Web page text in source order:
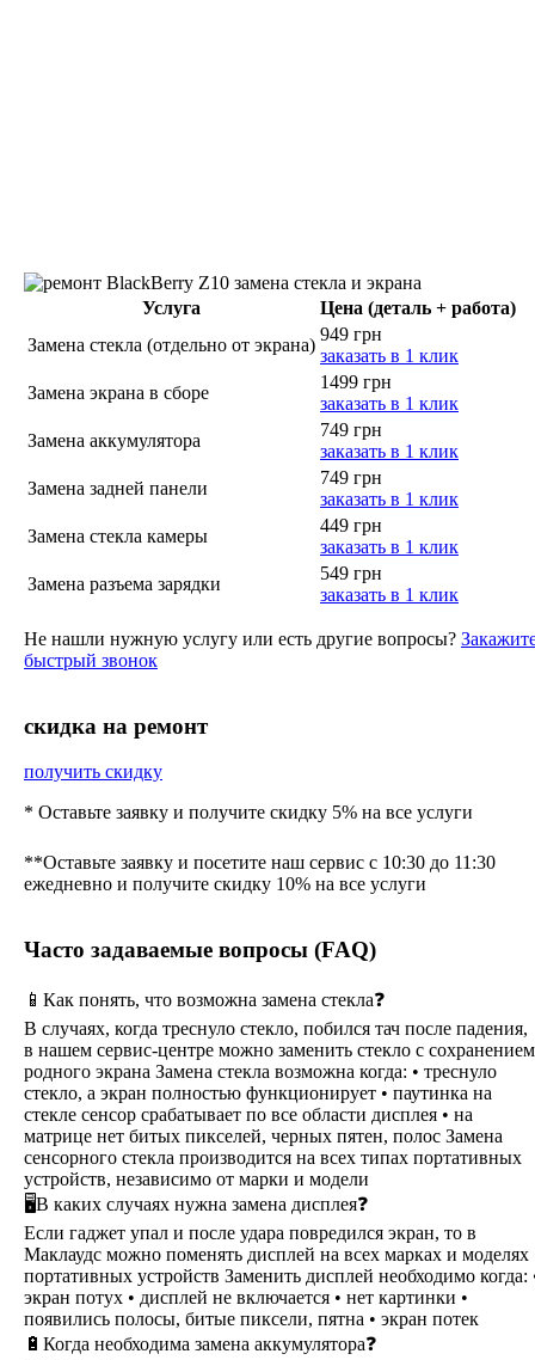
Услуга
Цена (деталь + работа)
Замена стекла (отдельно от экрана)
949 грн
заказать в 1 клик
Замена экрана в сборе
1499 грн
заказать в 1 клик
Замена аккумулятора
749 грн
заказать в 1 клик
Замена задней панели
749 грн
заказать в 1 клик
Замена стекла камеры
449 грн
заказать в 1 клик
Замена разъема зарядки
549 грн
заказать в 1 клик
Не нашли нужную услугу или есть другие вопросы?
быстрый звонок
cкидка на ремонт
получить скидку
* Оставьте заявку и получите скидку 5% на все услуги
**Оставьте заявку и посетите наш сервис с 10:30 до 11:30
ежедневно и получите скидку 10% на все услуги
Часто задаваемые вопросы (FAQ)
📱Как понять, что возможна замена стекла❓
В случаях, когда треснуло стекло, побился тач после падения,
в нашем сервис-центре можно заменить стекло с сохранением
родного экрана Замена стекла возможна когда: • треснуло
стекло, а экран полностью функционирует • паутинка на
стекле сенсор срабатывает по все области дисплея • на
матрице нет битых пикселей, черных пятен, полос Замена
сенсорного стекла производится на всех типах портативных
устройств, независимо от марки и модели
🖥В каких случаях нужна замена дисплея❓
Если гаджет упал и после удара повредился экран, то в
Маклаудс можно поменять дисплей на всех марках и моделях
портативных устройств Заменить дисплей необходимо когда:
экран потух • дисплей не включается • нет картинки •
появились полосы, битые пиксели, пятна • экран потек
🔋Когда необходима замена аккумулятора❓